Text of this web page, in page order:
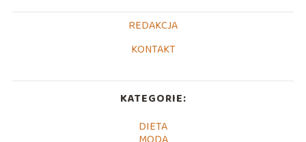
REDAKCJA
KONTAKT
KATEGORIE:
DIETA